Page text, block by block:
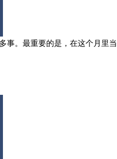
事。最重要的是，在这个月里